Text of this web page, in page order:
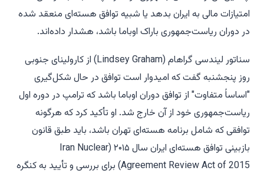
امتیازات مالی به ایران بدهد یا شبیه توافق هسته‌ای منعقد شده
در دوران ریاست‌جمهوری باراک اوباما باشد، هشدار داده‌اند.
سناتور لیندسی گراهام (Lindsey Graham) از کارولینای جنوبی
روز پنجشنبه گفت که امیدوار است توافق در حال شکل‌گیری
"اساساً متفاوت" از توافق دوران اوباما باشد که ترامپ در دوره اول
ریاست‌جمهوری خود از آن خارج شد. او تأکید کرد که هرگونه
توافقی که شامل برنامه هسته‌ای تهران باشد، باید طبق قانون
بازبینی توافق هسته‌ای ایران سال ۲۰۱۵ (Iran Nuclear
Agreement Review Act of 2015) برای بررسی و تأیید به کنگره